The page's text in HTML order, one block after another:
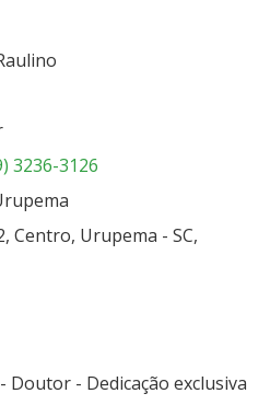
3236-3126
Centro, Urupema - SC,
- Doutor - Dedicação exclusiva